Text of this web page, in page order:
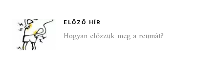
ELŐZŐ HÍR
Hogyan előzzük meg a reumát?